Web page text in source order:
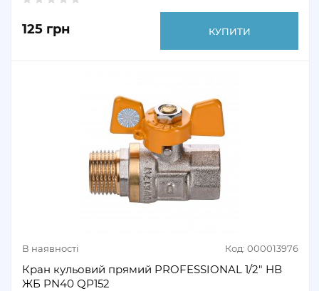
125 грн КУПИТИ
В наявності Код: 000013976
Кран кульовий прямий PROFESSIONAL 1/2" НВ
ЖБ PN40 QP152